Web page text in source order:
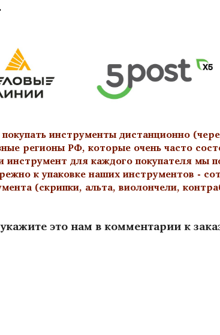
инструменты дистанционно
регионы РФ, которые очень часто
для каждого покупателя мы
к упаковке наших инструментов -
(скрипки, альта, виолончели,
это нам в комментарии к